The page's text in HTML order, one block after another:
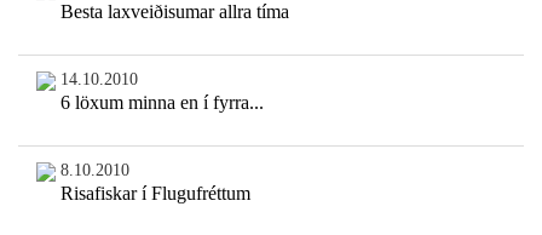
Besta laxveiðisumar allra tíma
14.10.2010
6 löxum minna en í fyrra...
8.10.2010
Risafiskar í Flugufréttum